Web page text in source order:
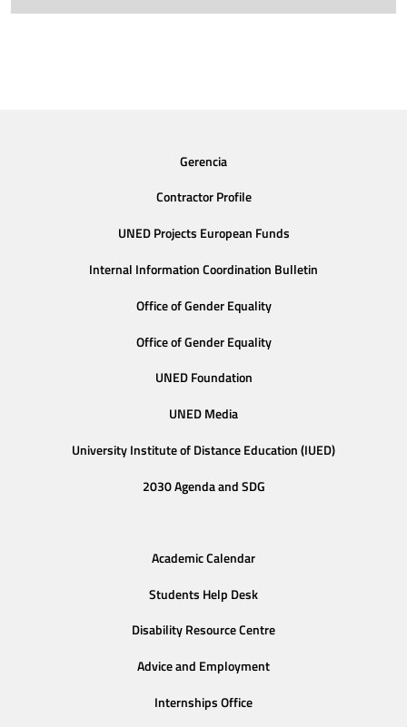
Gerencia
Contractor Profile
UNED Projects European Funds
Internal Information Coordination Bulletin
Office of Gender Equality
Office of Gender Equality
UNED Foundation
UNED Media
University Institute of Distance Education (IUED)
2030 Agenda and SDG
Academic Calendar
Students Help Desk
Disability Resource Centre
Advice and Employment
Internships Office